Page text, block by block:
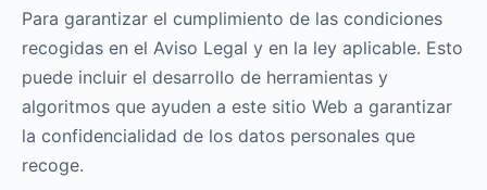
Para garantizar el cumplimiento de las condiciones
recogidas en el Aviso Legal y en la ley aplicable. Esto
puede incluir el desarrollo de herramientas y
algoritmos que ayuden a este sitio Web a garantizar
la confidencialidad de los datos personales que
recoge.